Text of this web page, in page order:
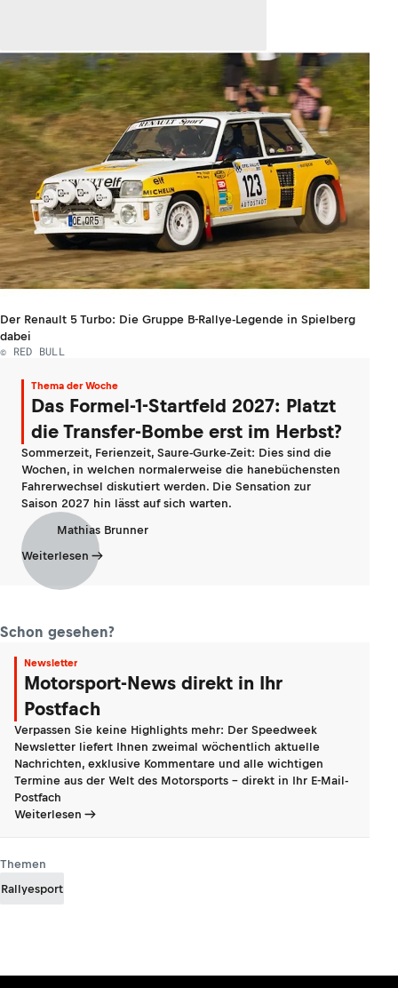
Der Renault 5 Turbo: Die Gruppe B-Rallye-Legende in Spielberg
dabei
© RED BULL
Thema der Woche
Das Formel-1-Startfeld 2027: Platzt
die Transfer-Bombe erst im Herbst?
Sommerzeit, Ferienzeit, Saure-Gurke-Zeit: Dies sind die
Wochen, in welchen normalerweise die hanebüchensten
Fahrerwechsel diskutiert werden. Die Sensation zur
Saison 2027 hin lässt auf sich warten.
Mathias Brunner
Weiterlesen
Schon gesehen?
Newsletter
Motorsport-News direkt in Ihr
Postfach
Verpassen Sie keine Highlights mehr: Der Speedweek
Newsletter liefert Ihnen zweimal wöchentlich aktuelle
Nachrichten, exklusive Kommentare und alle wichtigen
Termine aus der Welt des Motorsports - direkt in Ihr E-Mail-
Postfach
Weiterlesen
Themen
Rallyesport